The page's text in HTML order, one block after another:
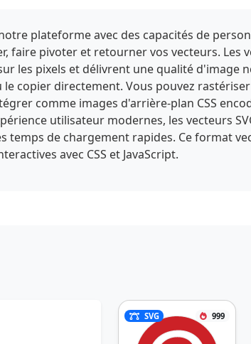
plateforme avec des capacités de
faire pivoter et retourner vos vecteurs. Les
les pixels et délivrent une qualité d'image
copier directement. Vous pouvez
comme images d'arrière-plan CSS
utilisateur modernes, les vecteurs
temps de chargement rapides. Ce format
avec CSS et JavaScript.
SVG 999